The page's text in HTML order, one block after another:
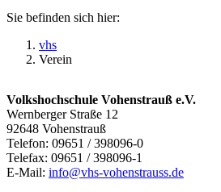
Sie befinden sich hier:
vhs
Verein
Volkshochschule Vohenstrauß e.V.
Wernberger Straße 12
92648 Vohenstrauß
Telefon: 09651 / 398096-0
Telefax: 09651 / 398096-1
E-Mail: info@vhs-vohenstrauss.de